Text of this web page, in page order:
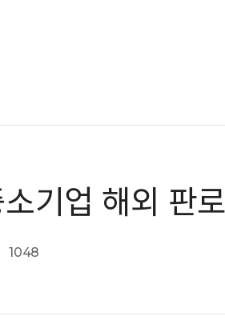
기업 해외 판
1048